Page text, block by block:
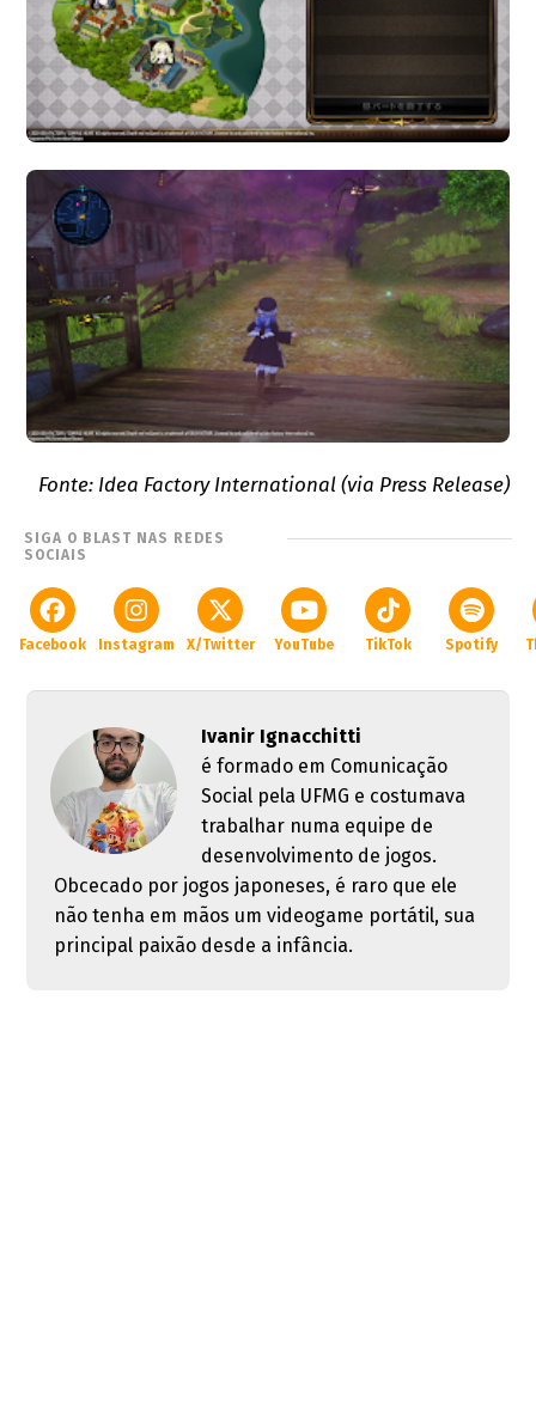
Fonte: Idea Factory International (via Press Release)
SIGA O BLAST NAS REDES
SOCIAIS
Facebook Instagram X/Twitter YouTube TikTok Spotify
Ivanir Ignacchitti
é formado em Comunicação
Social pela UFMG e costumava
trabalhar numa equipe de
desenvolvimento de jogos.
Obcecado por jogos japoneses, é raro que ele
não tenha em mãos um videogame portátil, sua
principal paixão desde a infância.